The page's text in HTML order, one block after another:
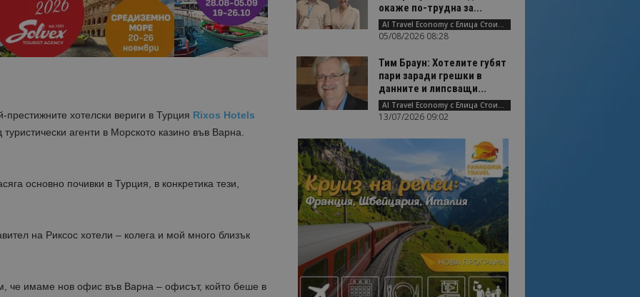
престижните хотелски вериги в Турция Rixos Hotels
агенти в Морското казино във Варна.
основно почивки в Турция, в конкретика тези,
на Риксос хотели – колега и мой много близък
че имаме нов офис във Варна – офисът, който беше в
окаже по-трудна за...
AI Travel Economy с Елица Стоилова
05/08/2026 08:28
Тим Браун: Хотелите губят
пари заради грешки в
данните и липсващи...
AI Travel Economy с Елица Стоилова
13/07/2026 09:02